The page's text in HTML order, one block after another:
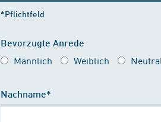
*Pflichtfeld
Bevorzugte Anrede
Männlich Weiblich Neutral
Nachname*